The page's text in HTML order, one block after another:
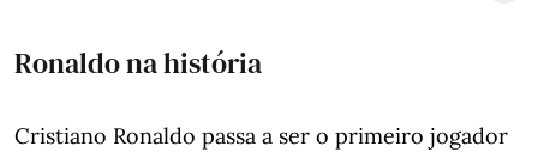
Ronaldo na história
Cristiano Ronaldo passa a ser o primeiro jogador